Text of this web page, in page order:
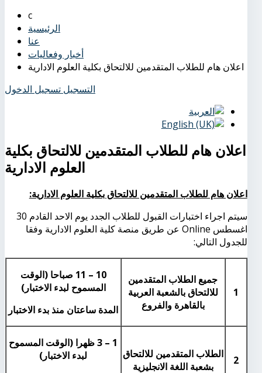
الرئيسية
عنا
أخبار وفعاليات
اعلان هام للطلاب المتقدمين للالتحاق بكلية العلوم الادارية
التسجيل تسجيل الدخول
اعلان هام للطلاب المتقدمين للالتحاق بكلية
العلوم الادارية
اعلان هام للطلاب المتقدمين للالتحاق بكلية العلوم الادارية:
سيتم اجراء اختبارات القبول للطلاب الجدد يوم الاحد القادم 30
اغسطس Online عن طريق منصة كلية العلوم الادارية وفقا
للجدول التالي:
1
جميع الطلاب المتقدمين
للالتحاق بالشعبة العربية
بالقاهرة والفروع
10 – 11 صباحا (الوقت
المسموح لبدء الاختبار)
المدة ساعتان منذ بدء الاختبار
2
الطلاب المتقدمين للالتحاق
بشعبة اللغة الانجليزية
1 – 3 ظهرا (الوقت المسموح
لبدء الاختبار)